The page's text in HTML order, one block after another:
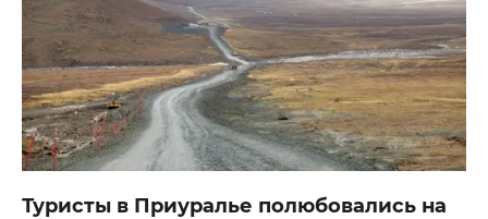
Туристы в Приуралье полюбовались на